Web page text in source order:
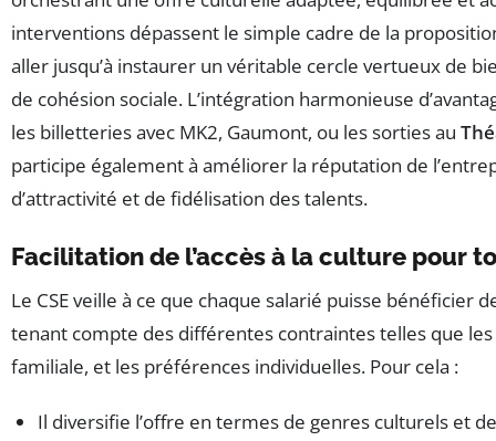
interventions dépassent le simple cadre de la
aller jusqu’à instaurer un véritable cercle vertueux de
de cohésion sociale. L’intégration harmonieuse
les billetteries avec MK2, Gaumont, ou les sorties au
participe également à améliorer la réputation de
d’attractivité et de fidélisation des talents.
Facilitation de l’accès à la culture pour
Le CSE veille à ce que chaque salarié puisse bénéficier
tenant compte des différentes contraintes telles que
familiale, et les préférences individuelles. Pour cela :
Il diversifie l’offre en termes de genres culturels et